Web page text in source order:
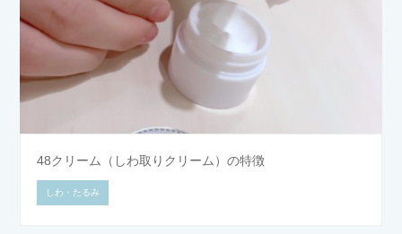
48クリーム（しわ取りクリーム）の特徴
しわ・たるみ